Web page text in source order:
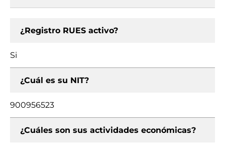
¿Registro RUES activo?
Si
¿Cuál es su NIT?
900956523
¿Cuáles son sus actividades económicas?